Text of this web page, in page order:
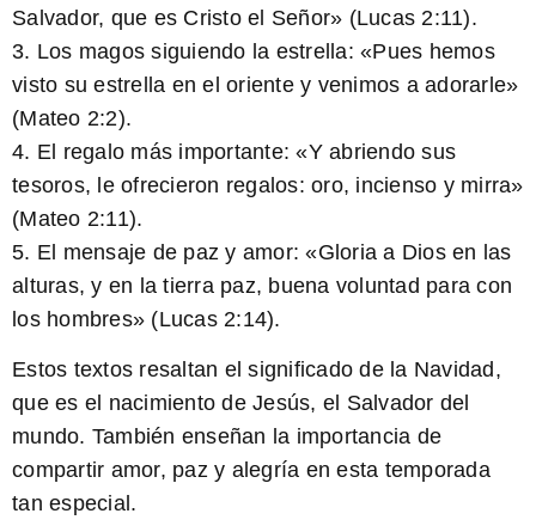
Salvador, que es Cristo el Señor» (Lucas 2:11).
3. Los magos siguiendo la estrella: «Pues hemos
visto su estrella en el oriente y venimos a adorarle»
(Mateo 2:2).
4. El regalo más importante: «Y abriendo sus
tesoros, le ofrecieron regalos: oro, incienso y mirra»
(Mateo 2:11).
5. El mensaje de paz y amor: «Gloria a Dios en las
alturas, y en la tierra paz, buena voluntad para con
los hombres» (Lucas 2:14).
Estos textos resaltan el significado de la Navidad,
que es el nacimiento de Jesús, el Salvador del
mundo. También enseñan la importancia de
compartir amor, paz y alegría en esta temporada
tan especial.